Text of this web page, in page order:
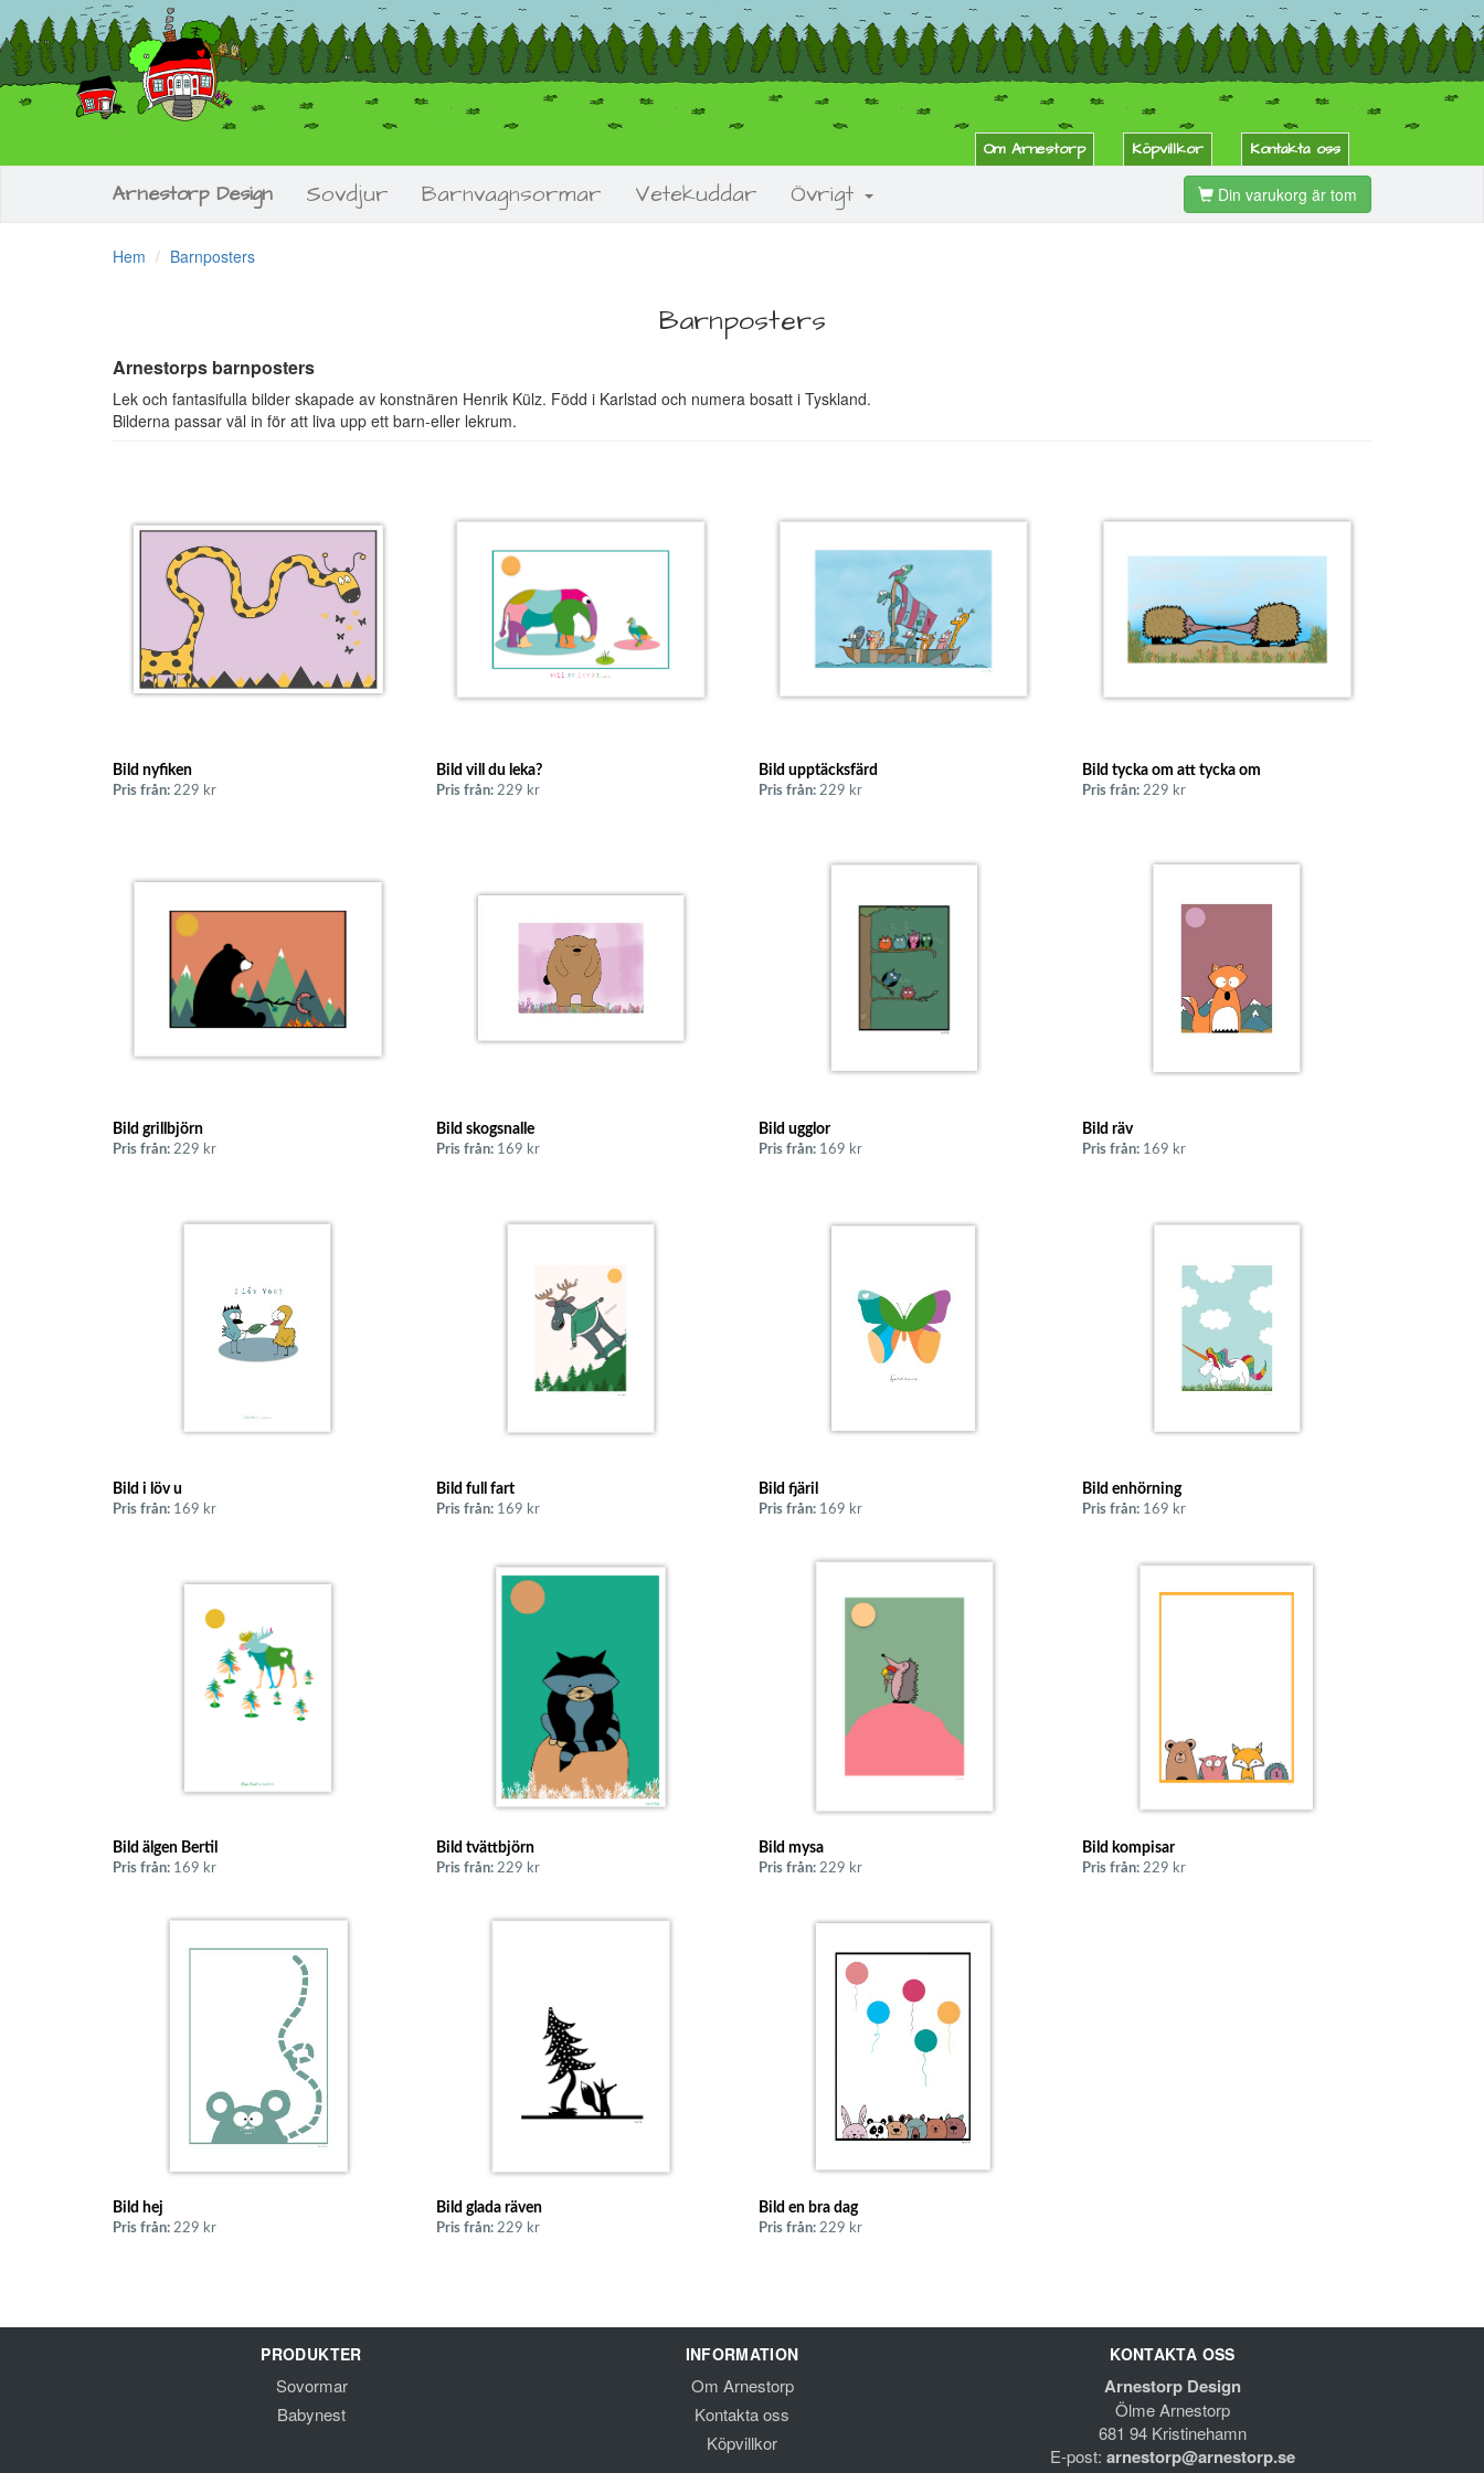
Om Arnestorp Köpvillkor Kontakta oss
Arnestorp Design Sovdjur Barnvagnsormar Vetekuddar Övrigt Din varukorg är tom
Hem Barnposters
Barnposters
Arnestorps barnposters
Lek och fantasifulla bilder skapade av konstnären Henrik Külz. Född i Karlstad och numera bosatt i Tyskland.
Bilderna passar väl in för att liva upp ett barn-eller lekrum.
Bild nyfiken
Pris från: 229 kr
Bild vill du leka?
Pris från:229 kr
Bild upptäcksfärd
Pris från: 229 kr
Bild tycka om att tycka om
Pris från:229 kr
Bild grillbjörn
Pris från: 229 kr
Bild skogsnalle
Pris från:169 kr
Bild ugglor
Pris från: 169 kr
Bild räv
Pris från:169 kr
Bild i löv u
Pris från: 169 kr
Bild full fart
Pris från:169 kr
Bild fjäril
Pris från: 169 kr
Bild enhörning
Pris från:169 kr
Bild älgen Bertil
Pris från: 169 kr
Bild tvättbjörn
Pris från:229 kr
Bild mysa
Pris från: 229 kr
Bild kompisar
Pris från:229 kr
Bild hej
Pris från: 229 kr
Bild glada räven
Pris från:229 kr
Bild en bra dag
Pris från: 229 kr
PRODUKTER
Sovormar
Babynest
INFORMATION
Om Arnestorp
Kontakta oss
Köpvillkor
KONTAKTA OSS
Arnestorp Design
Ölme Arnestorp
681 94 Kristinehamn
E-post: arnestorp@arnestorp.se